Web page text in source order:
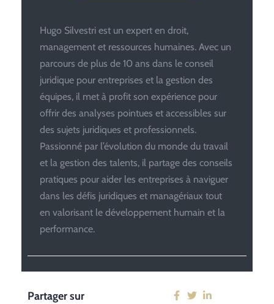
Hugo Silvestri est un expert en droit,
management et ressources humaines. Avec un
parcours de plus de 10 ans dans le conseil
juridique pour entreprises et la gestion des
équipes, il met à profit son expérience pour
offrir des analyses pointues et accessibles sur
des sujets juridiques et professionnels.
Passionné par l’évolution du monde du travail
et la gestion des talents, il partage des conseils
pratiques pour aider les entreprises à naviguer
dans les défis juridiques et managériaux tout
en valorisant le développement humain et la
performance.
Partager sur